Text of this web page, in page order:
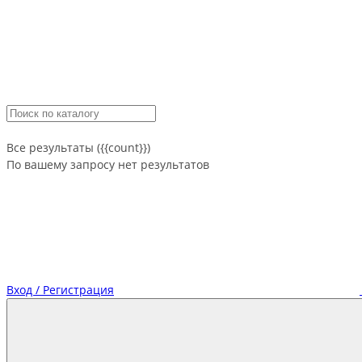
Все результаты ({{count}})
По вашему запросу нет результатов
Вход / Регистрация